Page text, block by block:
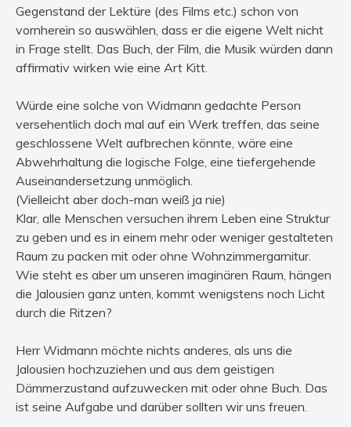
Gegenstand der Lektüre (des Films etc.) schon von
vornherein so auswählen, dass er die eigene Welt nicht
in Frage stellt. Das Buch, der Film, die Musik würden dann
affirmativ wirken wie eine Art Kitt.
Würde eine solche von Widmann gedachte Person
versehentlich doch mal auf ein Werk treffen, das seine
geschlossene Welt aufbrechen könnte, wäre eine
Abwehrhaltung die logische Folge, eine tiefergehende
Auseinandersetzung unmöglich.
(Vielleicht aber doch-man weiß ja nie)
Klar, alle Menschen versuchen ihrem Leben eine Struktur
zu geben und es in einem mehr oder weniger gestalteten
Raum zu packen mit oder ohne Wohnzimmergarnitur.
Wie steht es aber um unseren imaginären Raum, hängen
die Jalousien ganz unten, kommt wenigstens noch Licht
durch die Ritzen?
Herr Widmann möchte nichts anderes, als uns die
Jalousien hochzuziehen und aus dem geistigen
Dämmerzustand aufzuwecken mit oder ohne Buch. Das
ist seine Aufgabe und darüber sollten wir uns freuen.